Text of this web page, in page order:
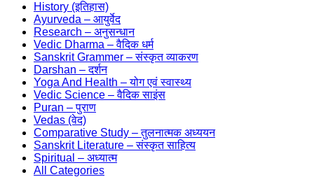
History (इतिहास)
Ayurveda – आयुर्वेद
Research – अनुसन्धान
Vedic Dharma – वैदिक धर्म
Sanskrit Grammer – संस्कृत व्याकरण
Darshan – दर्शन
Yoga And Health – योग एवं स्वास्थ्य
Vedic Science – वैदिक साइंस
Puran – पुराण
Vedas (वेद)
Comparative Study – तुलनात्मक अध्ययन
Sanskrit Literature – संस्कृत साहित्य
Spiritual – अध्यात्म
All Categories